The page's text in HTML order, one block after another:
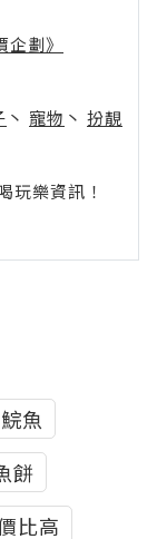
劃》
丶 寵物 丶 扮靚
樂資訊！
魚
餅
比高